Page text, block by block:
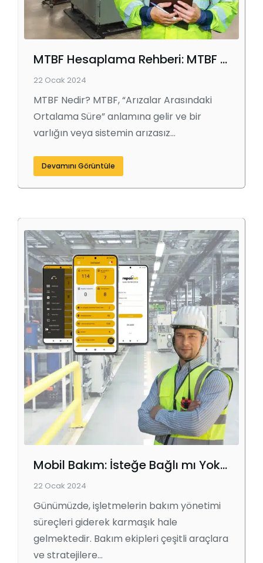
MTBF Hesaplama Rehberi: MTBF Nedir ve Nasıl Hesaplanır?
22 Ocak 2024
MTBF Nedir? MTBF, “Arızalar Arasındaki
Ortalama Süre” anlamına gelir ve bir
varlığın veya sistemin arızasız…
Devamını Görüntüle
Mobil Bakım: İsteğe Bağlı mı Yoksa Gerekli mi?
22 Ocak 2024
Günümüzde, işletmelerin bakım yönetimi
süreçleri giderek karmaşık hale
gelmektedir. Bakım ekipleri çeşitli araçlara
ve stratejilere…